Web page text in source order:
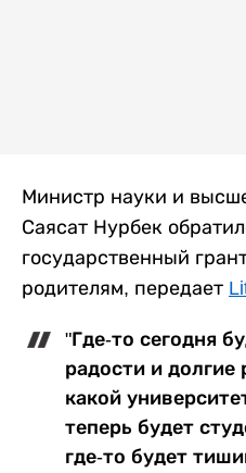
Министр науки и
Саясат Нурбек
государственный
родителям, передает
"Где-то сегодня
радости и долгие
какой
теперь будет
где-то будет